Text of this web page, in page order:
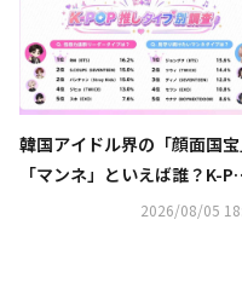
韓国アイドル界の「顔面国宝
「マンネ」といえば誰？K-
推しタイプ別調査の結果が
2026/08/05